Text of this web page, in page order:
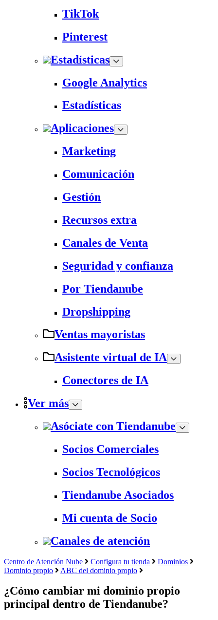
TikTok
Pinterest
Estadísticas
Google Analytics
Estadísticas
Aplicaciones
Marketing
Comunicación
Gestión
Recursos extra
Canales de Venta
Seguridad y confianza
Por Tiendanube
Dropshipping
Ventas mayoristas
Asistente virtual de IA
Conectores de IA
Ver más
Asóciate con Tiendanube
Socios Comerciales
Socios Tecnológicos
Tiendanube Asociados
Mi cuenta de Socio
Canales de atención
Centro de Atención Nube Configura tu tienda
Dominios
Dominio propio
ABC del dominio propio
¿Cómo cambiar mi dominio propio
principal dentro de Tiendanube?